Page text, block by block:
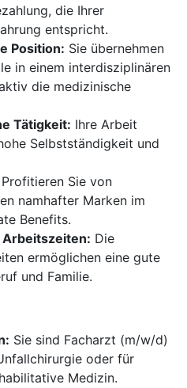
die Ihrer
entspricht.
Position: Sie übernehmen
in einem interdisziplinären
die medizinische
Tätigkeit: Ihre Arbeit
Selbstständigkeit und
Profitieren Sie von
namhafter Marken im
Benefits.
Die
ermöglichen eine gute
und Familie.
Sie sind Facharzt (m/w/d)
oder für
Medizin.